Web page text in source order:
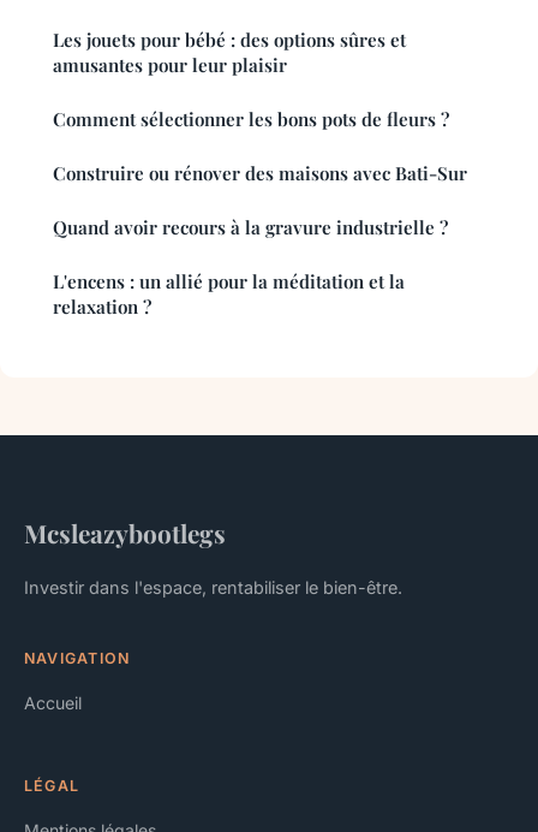
Les jouets pour bébé : des options sûres et
amusantes pour leur plaisir
Comment sélectionner les bons pots de fleurs ?
Construire ou rénover des maisons avec Bati-Sur
Quand avoir recours à la gravure industrielle ?
L'encens : un allié pour la méditation et la
relaxation ?
Mcsleazybootlegs
Investir dans l'espace, rentabiliser le bien-être.
NAVIGATION
Accueil
LÉGAL